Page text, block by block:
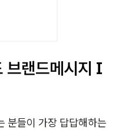
랜드메시지 I
분들이 가장 답답해하는